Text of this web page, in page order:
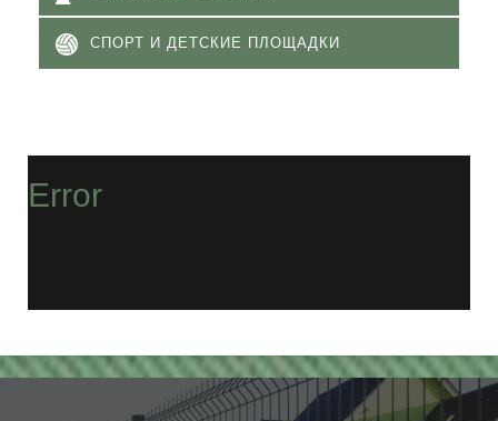
СПОРТ И ДЕТСКИЕ ПЛОЩАДКИ
Error